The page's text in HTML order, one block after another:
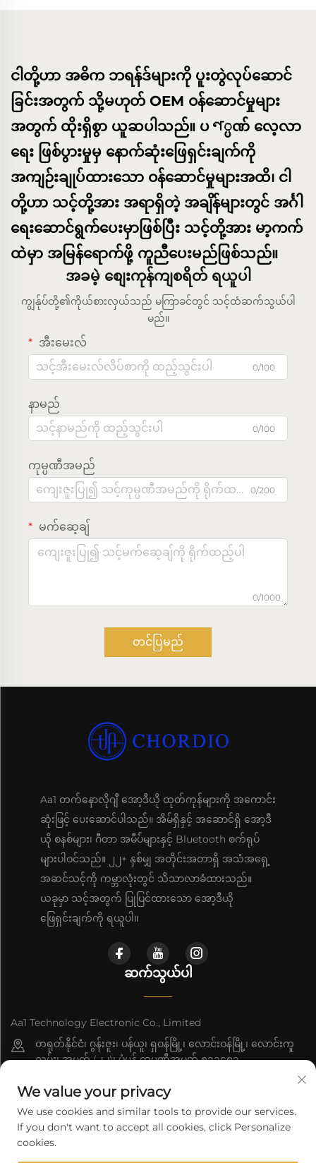
ငါတို့ဟာ အဓိက ဘရန်ဒ်များကို ပူးတွဲလုပ်ဆောင်
ခြင်းအတွက် သို့မဟုတ် OEM ဝန်ဆောင်မှုများ
အတွက် ထိုးရှိစွာ ယူဆပါသည်။ ပণ္ပဏ် လေ့လာ
ရေး ဖြစ်ပွားမှုမှ နောက်ဆုံးဖြေရှင်းချက်ကို
အကျဉ်းချုပ်ထားသော ဝန်ဆောင်မှုများအထိ၊ ငါ
တို့ဟာ သင့်တို့အား အရာရှိတဲ့ အချိန်များတွင် အင်္ဂါ
ရေးဆောင်ရွက်ပေးမှာဖြစ်ပြီး သင့်တို့အား မာ့ကက်
ထဲမှာ အမြန်ရောက်ဖို့ ကူညီပေးမည်ဖြစ်သည်။
အခမဲ့ စျေးကုန်ကျစရိတ် ရယူပါ
ကျွန်ုပ်တို့၏ကိုယ်စားလှယ်သည် မကြာခင်တွင် သင့်ထံဆက်သွယ်ပါ
မည်။
အီးမေးလ်
0/100
နာမည်
0/100
ကုမ္ပဏီအမည်
0/200
မက်ဆေ့ချ်
0/1000
တင်ပြမည်
Aa1 တက်နောလိုဂျီ အော့ဒီယို ထုတ်ကုန်များကို အကောင်း
ဆုံးဖြင့် ပေးဆောင်ပါသည်။ အိမ်ရှိနှင့် အဆောင်ရှိ အော့ဒီ
ယို စနစ်များ၊ ဂီတာ အမီပ်များနှင့် Bluetooth စက်ရုပ်
များပါဝင်သည်။ ၂၂+ နှစ်မျှ အတိုင်းအတာရှိ အသံအရှေ့
အဆင်သင့်ကို ကမ္ဘာလုံးတွင် သိသာလာခံထားသည်။
ယခုမှာ သင့်အတွက် ပြုပြင်ထားသော အော့ဒီယို
ဖြေရှင်းချက်ကို ရယူပါ။
ဆက်သွယ်ပါ
Aa1 Technology Electronic Co., Limited
တရုတ်နိုင်ငံ၊ ဂွန်းဇူး၊ ပန်ယူ၊ ရှဝန်မြို့၊ လောင်းဝန်မြို့၊ လောင်းကူ
လမ်း၊ အမှတ် (၂၂)၊ ပုံမှန် ကုမ္ပဏီအမှတ် ၅၁၁၄၈၃
+86-19588875523
[email protected]
We value your privacy
We use cookies and similar tools to provide our services.
If you don't want to accept all cookies, click Personalize
cookies.